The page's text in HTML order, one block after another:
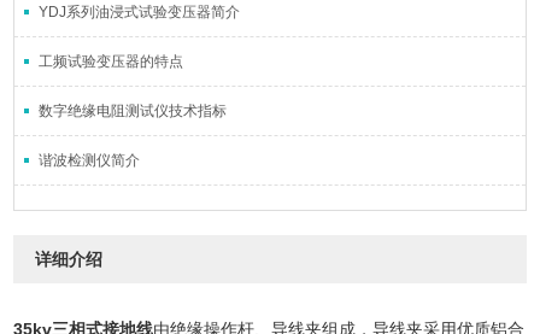
YDJ系列油浸式试验变压器简介
工频试验变压器的特点
数字绝缘电阻测试仪技术指标
谐波检测仪简介
详细介绍
35kv三相式接地线由绝缘操作杆、导线夹组成，导线夹采用优质铝合